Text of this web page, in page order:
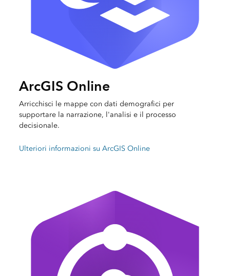
ArcGIS Online
Arricchisci le mappe con dati demografici per
supportare la narrazione, l'analisi e il processo
decisionale.
Ulteriori informazioni su ArcGIS Online